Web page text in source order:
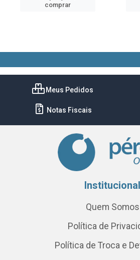
comprar
Meus Pedidos
Notas Fiscais
Institucional
Quem Somos
Política de
Política de Troca e